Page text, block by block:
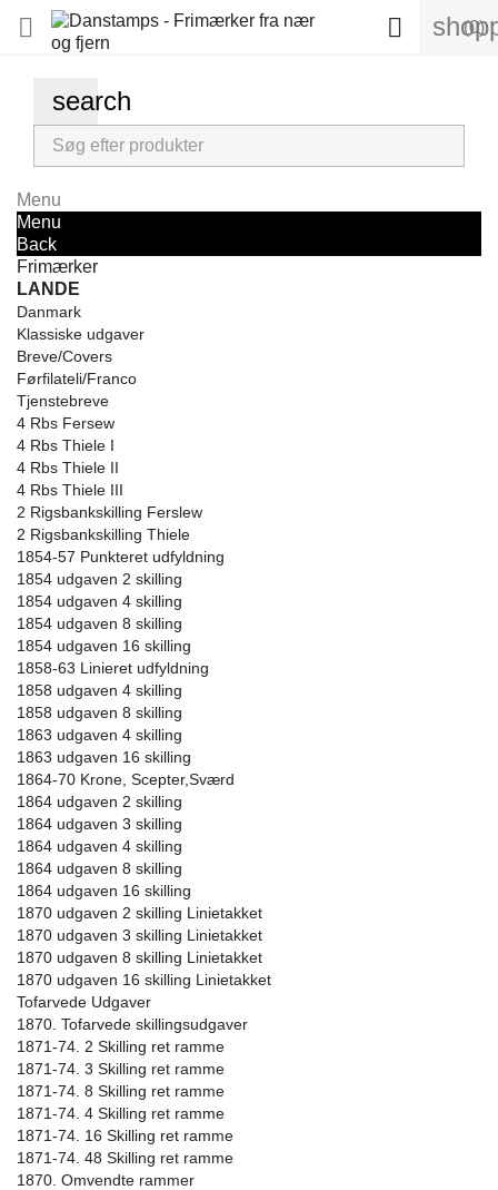
 (0)

search
Menu
Menu
Back
Frimærker
LANDE
Danmark
Klassiske udgaver
Breve/Covers
Førfilateli/Franco
Tjenstebreve
4 Rbs Fersew
4 Rbs Thiele I
4 Rbs Thiele II
4 Rbs Thiele III
2 Rigsbankskilling Ferslew
2 Rigsbankskilling Thiele
1854-57 Punkteret udfyldning
1854 udgaven 2 skilling
1854 udgaven 4 skilling
1854 udgaven 8 skilling
1854 udgaven 16 skilling
1858-63 Linieret udfyldning
1858 udgaven 4 skilling
1858 udgaven 8 skilling
1863 udgaven 4 skilling
1863 udgaven 16 skilling
1864-70 Krone, Scepter,Sværd
1864 udgaven 2 skilling
1864 udgaven 3 skilling
1864 udgaven 4 skilling
1864 udgaven 8 skilling
1864 udgaven 16 skilling
1870 udgaven 2 skilling Linietakket
1870 udgaven 3 skilling Linietakket
1870 udgaven 8 skilling Linietakket
1870 udgaven 16 skilling Linietakket
Tofarvede Udgaver
1870. Tofarvede skillingsudgaver
1871-74. 2 Skilling ret ramme
1871-74. 3 Skilling ret ramme
1871-74. 8 Skilling ret ramme
1871-74. 4 Skilling ret ramme
1871-74. 16 Skilling ret ramme
1871-74. 48 Skilling ret ramme
1870. Omvendte rammer